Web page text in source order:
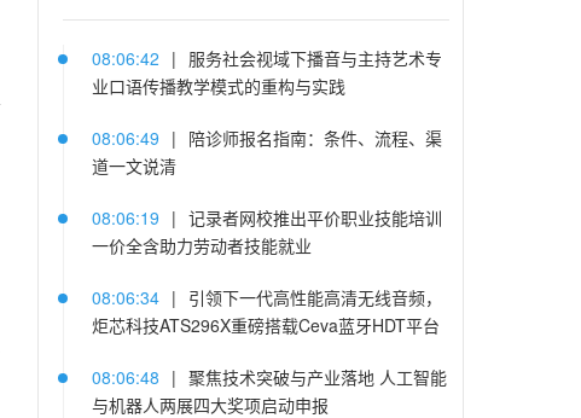
08:06:42 | 服务社会视域下播音与主持艺术专
业口语传播教学模式的重构与实践
08:06:49 | 陪诊师报名指南：条件、流程、渠
道一文说清
08:06:19 | 记录者网校推出平价职业技能培训
一价全含助力劳动者技能就业
08:06:34 | 引领下一代高性能高清无线音频，
炬芯科技ATS296X重磅搭载Ceva蓝牙HDT平台
08:06:48 | 聚焦技术突破与产业落地 人工智能
与机器人两展四大奖项启动申报